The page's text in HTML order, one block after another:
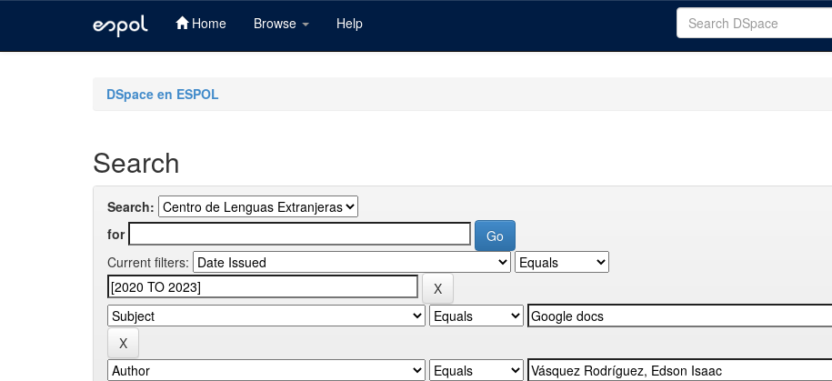
Home Browse Help
DSpace en ESPOL
Search
Search:
for
Current filters: